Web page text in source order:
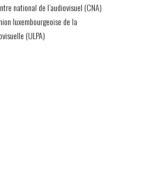
national de l’audiovisuel (CNA)
luxembourgeoise de la
(ULPA)